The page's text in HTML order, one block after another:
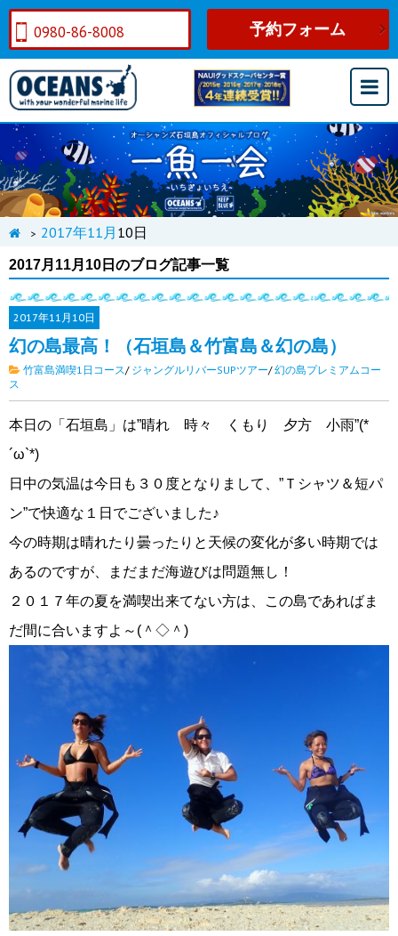
0980-86-8008 予約フォーム
> 2017年11月 10日
2017月11月10日のブログ記事一覧
2017年11月10日
幻の島最高！（石垣島＆竹富島＆幻の島）
竹富島満喫1日コース/ ジャングルリバーSUPツアー/ 幻の島プレミアムコー
ス
本日の「石垣島」は”晴れ 時々 くもり 夕方 小雨”(*
´ω`*)
日中の気温は今日も３０度となりまして、”Ｔシャツ＆短パ
ン”で快適な１日でございました♪
今の時期は晴れたり曇ったりと天候の変化が多い時期では
あるのですが、まだまだ海遊びは問題無し！
２０１７年の夏を満喫出来てない方は、この島であればま
だ間に合いますよ～(＾◇＾)